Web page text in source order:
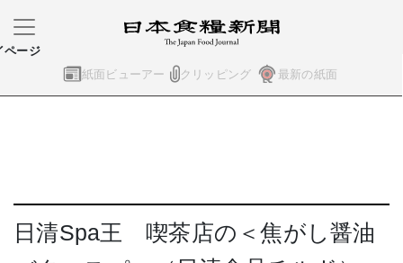
紙面ビューアー クリッピング 最新の紙面
ページ
日清Spa王 喫茶店の＜焦がし醤油